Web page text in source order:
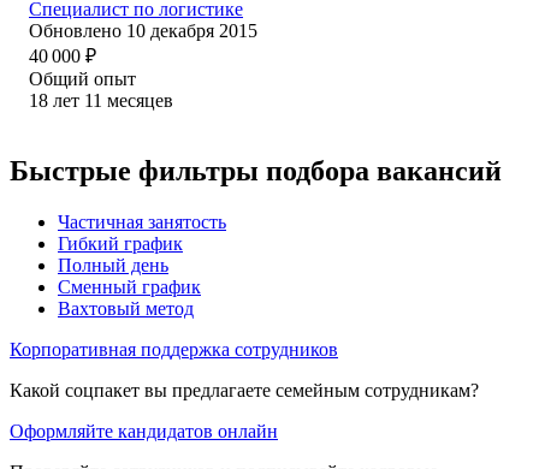
Специалист по логистике
Обновлено 10 декабря 2015
40 000 ₽
Общий опыт
18 лет 11 месяцев
Быстрые фильтры подбора вакансий
Частичная занятость
Гибкий график
Полный день
Сменный график
Вахтовый метод
Корпоративная поддержка сотрудников
Какой соцпакет вы предлагаете семейным сотрудникам?
Оформляйте кандидатов онлайн